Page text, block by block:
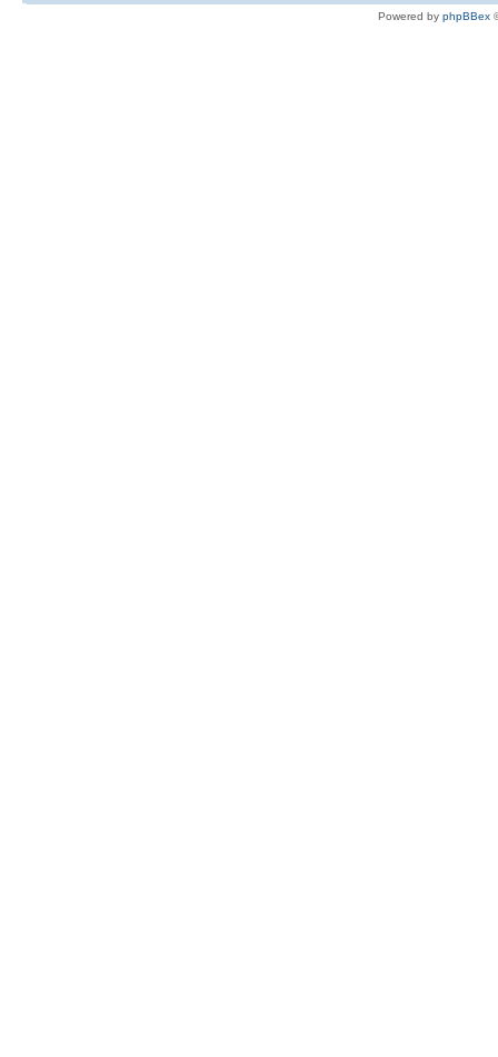
Powered by phpBBex